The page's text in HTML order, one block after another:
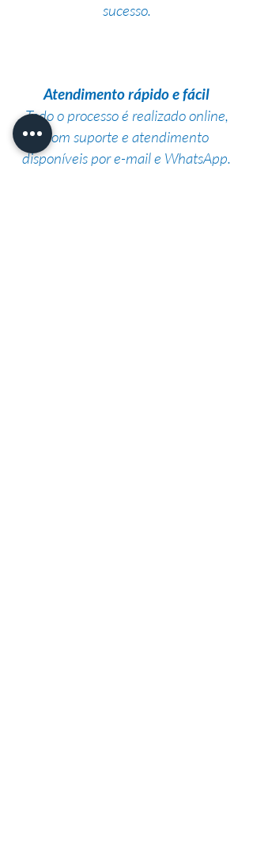
sucesso.
Atendimento rápido e fácil
Todo o processo é realizado online,
com suporte e atendimento
disponíveis por e-mail e WhatsApp.